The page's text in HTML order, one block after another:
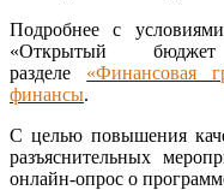
Подробнее с
«Открытый
разделе «Финансовая
финансы.
С целью повышения
разъяснительных
онлайн-опрос о